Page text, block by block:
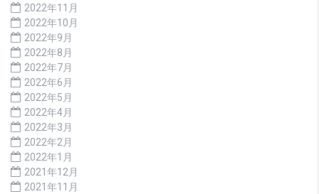
2022年11月
2022年10月
2022年9月
2022年8月
2022年7月
2022年6月
2022年5月
2022年4月
2022年3月
2022年2月
2022年1月
2021年12月
2021年11月